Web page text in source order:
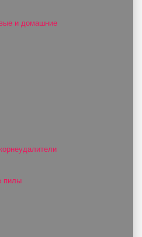
и домашние
пилы